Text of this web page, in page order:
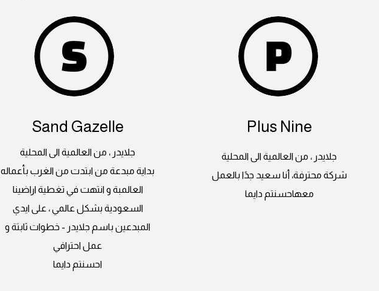
Sand Gazelle
جلايدر ، من العالمية الى المحلية
بداية مبدعة من ابتدت من الغرب بأعماله
العالمبة و انتهت في تغطية اراضينا
السعودية بشكل عالمي ، على ايدي
المبدعين باسم جلايدر - خطوات ثابتة و
عمل احترافي
احسنتم دايما
Plus Nine
جلايدر ، من العالمية الى المحلية
شركة محترفة، أنا سعيد جدًا بالعمل
معهاحسنتم دايما